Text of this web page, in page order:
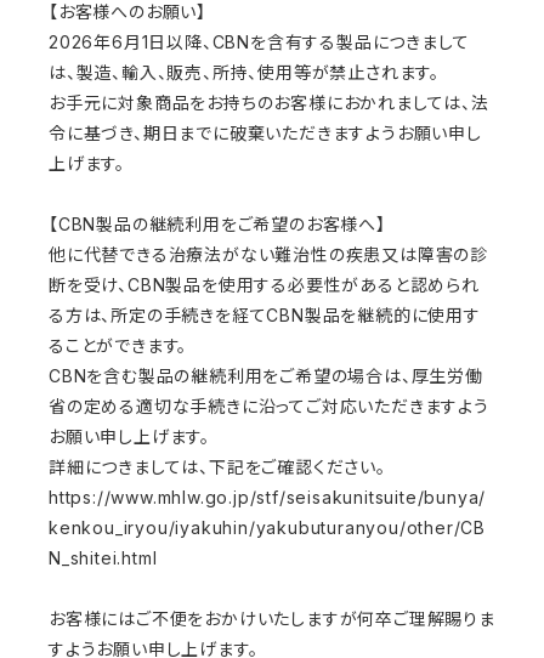
【お客様へのお願い】
2026年6月1日以降、CBNを含有する製品につきまして
は、製造、輸入、販売、所持、使用等が禁止されます。
お手元に対象商品をお持ちのお客様におかれましては、法
令に基づき、期日までに破棄いただきますようお願い申し
上げます。
【CBN製品の継続利用をご希望のお客様へ】
他に代替できる治療法がない難治性の疾患又は障害の診
断を受け、CBN製品を使用する必要性があると認められ
る方は、所定の手続きを経てCBN製品を継続的に使用す
ることができます。
CBNを含む製品の継続利用をご希望の場合は、厚生労働
省の定める適切な手続きに沿ってご対応いただきますよう
お願い申し上げます。
詳細につきましては、下記をご確認ください。
https://www.mhlw.go.jp/stf/seisakunitsuite/bunya/
kenkou_iryou/iyakuhin/yakubuturanyou/other/CB
N_shitei.html
お客様にはご不便をおかけいたしますが何卒ご理解賜りま
すようお願い申し上げます。